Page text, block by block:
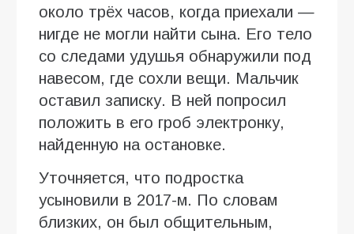
около трёх часов, когда приехали —
нигде не могли найти сына. Его тело
со следами удушья обнаружили под
навесом, где сохли вещи. Мальчик
оставил записку. В ней попросил
положить в его гроб электронку,
найденную на остановке.
Уточняется, что подростка
усыновили в 2017-м. По словам
близких, он был общительным,